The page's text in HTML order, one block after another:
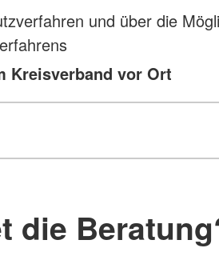
und über die
Kreisverband vor Ort
die